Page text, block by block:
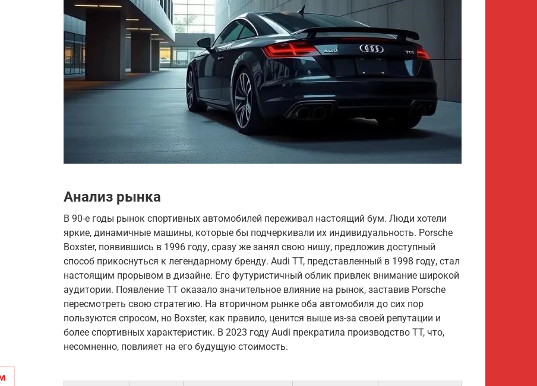
Анализ рынка
В 90-е годы рынок спортивных автомобилей переживал настоящий бум. Люди хотели
яркие, динамичные машины, которые бы подчеркивали их индивидуальность. Porsche
Boxster, появившись в 1996 году, сразу же занял свою нишу, предложив доступный
способ прикоснуться к легендарному бренду. Audi TT, представленный в 1998 году, стал
настоящим прорывом в дизайне. Его футуристичный облик привлек внимание широкой
аудитории. Появление TT оказало значительное влияние на рынок, заставив Porsche
пересмотреть свою стратегию. На вторичном рынке оба автомобиля до сих пор
пользуются спросом, но Boxster, как правило, ценится выше из-за своей репутации и
более спортивных характеристик. В 2023 году Audi прекратила производство TT, что,
несомненно, повлияет на его будущую стоимость.